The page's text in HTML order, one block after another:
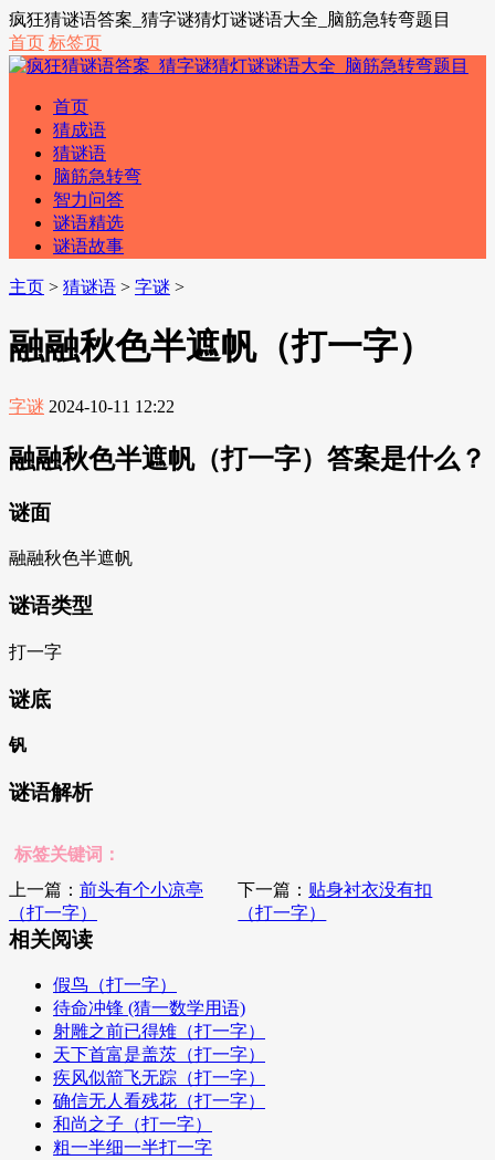
疯狂猜谜语答案_猜字谜猜灯谜谜语大全_脑筋急转弯题目
首页 标签页
首页
猜成语
猜谜语
脑筋急转弯
智力问答
谜语精选
谜语故事
主页 > 猜谜语 > 字谜 >
融融秋色半遮帆（打一字）
字谜 2024-10-11 12:22
融融秋色半遮帆（打一字）答案是什么？
谜面
融融秋色半遮帆
谜语类型
打一字
谜底
钒
谜语解析
标签关键词：
上一篇： 前头有个小凉亭
（打一字）
下一篇： 贴身衬衣没有扣
（打一字）
相关阅读
假鸟（打一字）
待命冲锋 (猜一数学用语)
射雕之前已得雉（打一字）
天下首富是盖茨（打一字）
疾风似箭飞无踪（打一字）
确信无人看残花（打一字）
和尚之子（打一字）
粗一半细一半打一字